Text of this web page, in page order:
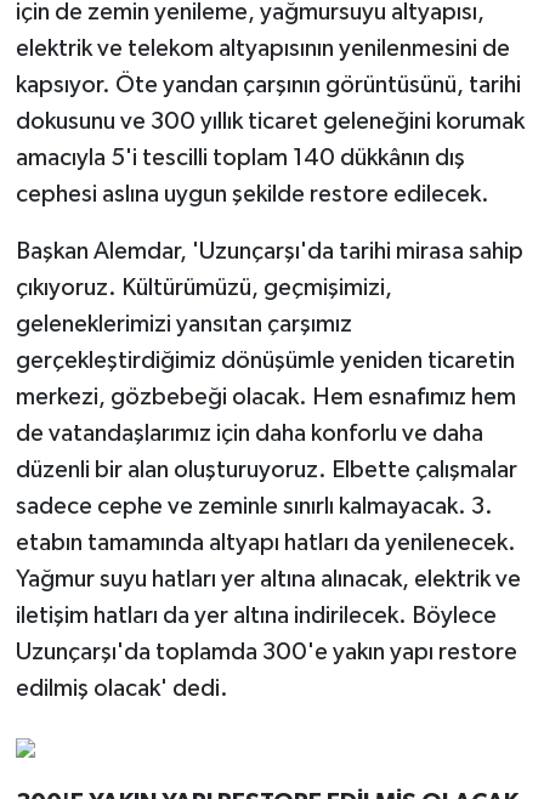
için de zemin yenileme, yağmursuyu altyapısı,
elektrik ve telekom altyapısının yenilenmesini de
kapsıyor. Öte yandan çarşının görüntüsünü, tarihi
dokusunu ve 300 yıllık ticaret geleneğini korumak
amacıyla 5'i tescilli toplam 140 dükkânın dış
cephesi aslına uygun şekilde restore edilecek.
Başkan Alemdar, 'Uzunçarşı'da tarihi mirasa sahip
çıkıyoruz. Kültürümüzü, geçmişimizi,
geleneklerimizi yansıtan çarşımız
gerçekleştirdiğimiz dönüşümle yeniden ticaretin
merkezi, gözbebeği olacak. Hem esnafımız hem
de vatandaşlarımız için daha konforlu ve daha
düzenli bir alan oluşturuyoruz. Elbette çalışmalar
sadece cephe ve zeminle sınırlı kalmayacak. 3.
etabın tamamında altyapı hatları da yenilenecek.
Yağmur suyu hatları yer altına alınacak, elektrik ve
iletişim hatları da yer altına indirilecek. Böylece
Uzunçarşı'da toplamda 300'e yakın yapı restore
edilmiş olacak' dedi.